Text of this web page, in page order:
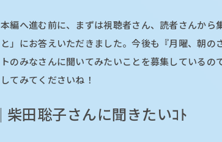
本編へ進む前に、まずは視聴者さん、読者さんから
と」にお答えいただきました。今後も『月曜、朝の
トのみなさんに聞いてみたいことを募集しているの
してみてくださいね！
柴田聡子さんに聞きたいｺﾄ